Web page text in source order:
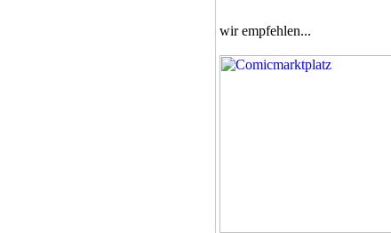
wir empfehlen...